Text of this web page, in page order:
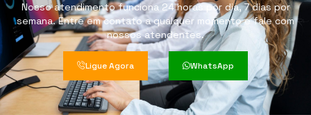
Nosso atendimento funciona 24 horas por dia, 7 dias por
semana. Entre em contato a qualquer momento e fale com
nossos atendentes.
Ligue Agora WhatsApp